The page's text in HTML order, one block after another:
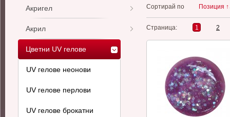
Сортирай по Позиция ↑
Страница: 1 2
Акригел
Акрил
Цветни UV гелове
UV гелове неонови
UV гелове перлови
UV гелове брокатни